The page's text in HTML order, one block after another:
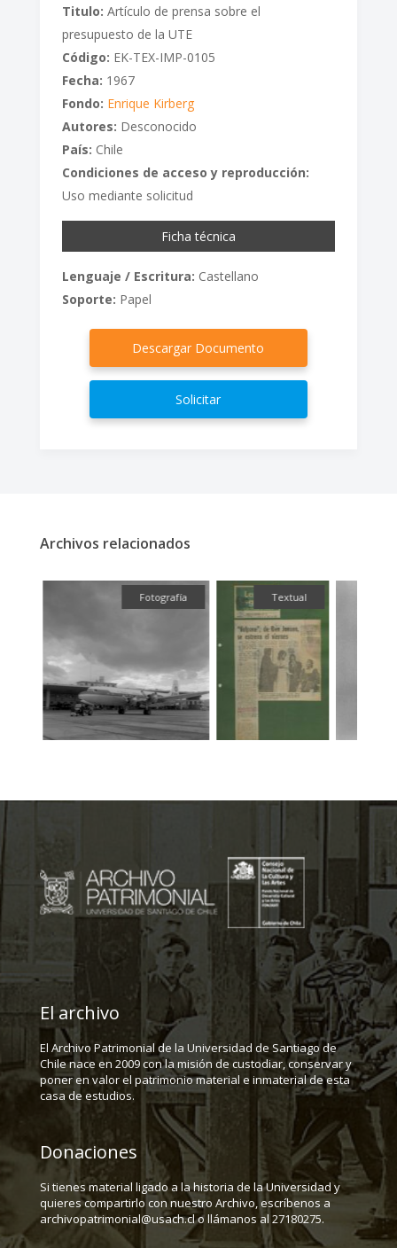
Titulo: Artículo de prensa sobre el
presupuesto de la UTE
Código: EK-TEX-IMP-0105
Fecha: 1967
Fondo: Enrique Kirberg
Autores: Desconocido
País: Chile
Condiciones de acceso y reproducción:
Uso mediante solicitud
Ficha técnica
Lenguaje / Escritura: Castellano
Soporte: Papel
Descargar Documento
Solicitar
Archivos relacionados
Fotografía Textual
El archivo
El Archivo Patrimonial de la Universidad de Santiago de
Chile nace en 2009 con la misión de custodiar, conservar y
poner en valor el patrimonio material e inmaterial de esta
casa de estudios.
Donaciones
Si tienes material ligado a la historia de la Universidad y
quieres compartirlo con nuestro Archivo, escríbenos a
archivopatrimonial@usach.cl o llámanos al 27180275.